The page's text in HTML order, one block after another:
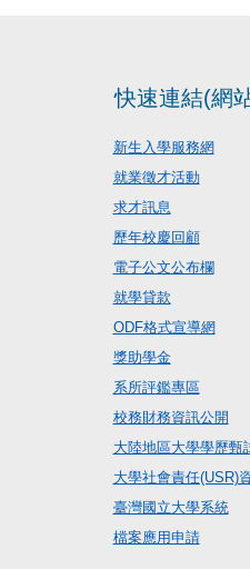
快速連結(網
新生入學服務網
就業徵才活動
求才訊息
歷年校慶回顧
電子公文公布欄
就學貸款
ODF格式宣導網
獎助學金
系所評鑑專區
校務財務資訊公開
大陸地區大學學歷甄
大學社會責任(USR)
臺灣國立大學系統
檔案應用申請